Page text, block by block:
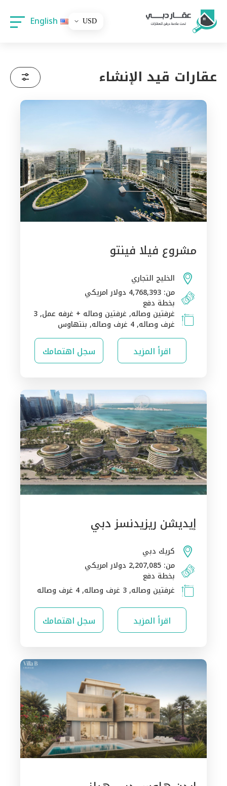
English
عقارات قيد الإنشاء
مشروع فيلا فينتو
الخليج التجاري
من: 4,768,393 دولار امريكي
بخطة دفع
غرفتين وصاله, غرفتين وصاله + غرفه عمل, 3
غرف وصاله, 4 غرف وصاله, بنتهاوس
اقرأ المزيد سجل اهتمامك
إيديشن ريزيدنسز دبي
كريك دبي
من: 2,207,085 دولار امريكي
بخطة دفع
غرفتين وصاله, 3 غرف وصاله, 4 غرف وصاله
اقرأ المزيد سجل اهتمامك